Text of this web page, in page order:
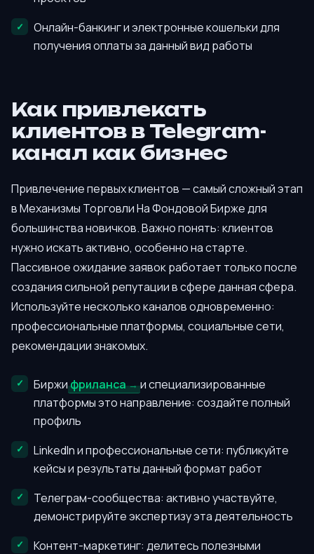
Онлайн-банкинг и электронные кошельки для
получения оплаты за данный вид работы
Как привлекать
клиентов в Telegram-
канал как бизнес
Привлечение первых клиентов — самый сложный этап
в Механизмы Торговли На Фондовой Бирже для
большинства новичков. Важно понять: клиентов
нужно искать активно, особенно на старте.
Пассивное ожидание заявок работает только после
создания сильной репутации в сфере данная сфера.
Используйте несколько каналов одновременно:
профессиональные платформы, социальные сети,
рекомендации знакомых.
Биржифриланса
и специализированные
платформы это направление: создайте полный
профиль
LinkedIn и профессиональные сети: публикуйте
кейсы и результаты данный формат работ
Телеграм-сообщества: активно участвуйте,
демонстрируйте экспертизу эта деятельность
Контент-маркетинг: делитесь полезными